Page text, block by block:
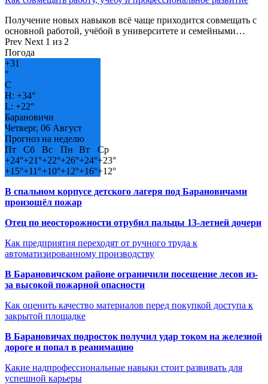
Получение новых навыков всё чаще приходится совмещать с
основной работой, учёбой в университете и семейными…
Prev Next 1 из 2
Погода
+31
°
C
H: +34°
L: +22°
Барановичи
Четверг, 06 Август
Прогноз на неделю
Пт
Сб Вс Пн Вт
Ср
+24°+21°+22°+26°+24°+23°
+15°+11°+10°+12°+16°+12°
В спальном корпусе детского лагеря под Барановичами
произошёл пожар
Отец по неосторожности отрубил пальцы 13-летней дочери
Как предприятия переходят от ручного труда к
автоматизированному производству
В Барановичском районе ограничили посещение лесов из-
за высокой пожарной опасности
Как оценить качество материалов перед покупкой доступа к
закрытой площадке
В Барановичах подросток получил удар током на железной
дороге и попал в реанимацию
Какие надпрофессиональные навыки стоит развивать для
успешной карьеры